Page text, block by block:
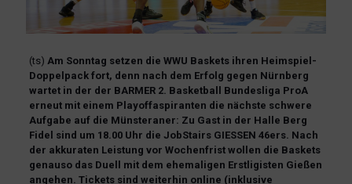
(ts) Am Sonntag setzen die WWU Baskets ihren Heimspiel-
Doppelpack fort, denn nach dem Erfolg gegen Nürnberg
wartet in der der BARMER 2. Basketball Bundesliga ProA
erneut mit einem Playoffaspiranten die nächste schwere
Aufgabe auf die Münsteraner: Zu Gast in der Halle Berg
Fidel sind um 18.00 Uhr die JobStairs GIESSEN 46ers. Nach
der akkuraten Leistung vor Wochenfrist wollen die Baskets
genauso das Duell mit dem ehemaligen Erstligisten Gießen
angehen. Tickets sind weiterhin online (inklusive